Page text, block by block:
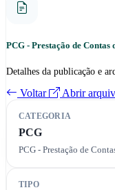
PCG - Prestação de Contas
Detalhes da publicação e
Voltar Abrir
CATEGORIA
PCG
PCG - Prestação de
TIPO